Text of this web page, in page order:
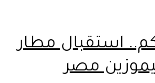
استقبال مطار
مصر